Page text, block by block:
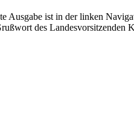
Ausgabe ist in der linken
des Landesvorsitzenden